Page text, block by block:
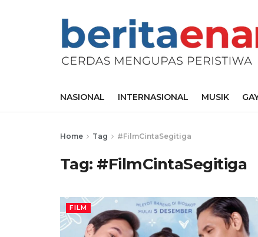
NASIONAL INTERNASIONAL MUSIK
Home Tag #FilmCintaSegitiga
Tag: #FilmCintaSegitiga
FILM